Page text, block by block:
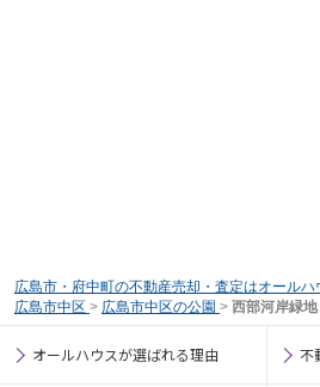
広島市・府中町の不動産売却・査定はオールハ
広島市中区 > 広島市中区の公園 > 西部河岸緑地
オールハウスが選ばれる理由 不